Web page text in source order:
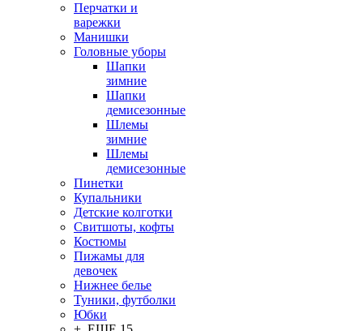
Перчатки и
варежки
Манишки
Головные уборы
Шапки
зимние
Шапки
демисезонные
Шлемы
зимние
Шлемы
демисезонные
Пинетки
Купальники
Детские колготки
Свитшоты, кофты
Костюмы
Пижамы для
девочек
Нижнее белье
Туники, футболки
Юбки